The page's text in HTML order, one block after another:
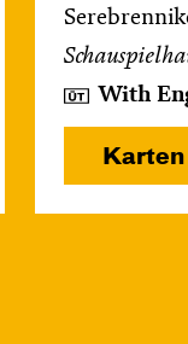
With
Karten